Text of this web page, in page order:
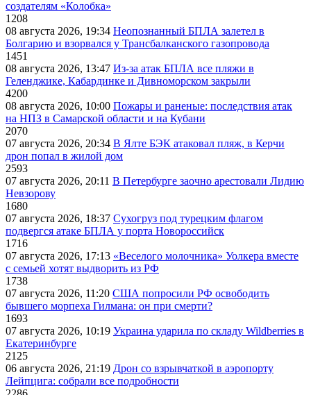
создателям «Колобка»
1208
08 августа 2026, 19:34 Неопознанный БПЛА залетел в
Болгарию и взорвался у Трансбалканского газопровода
1451
08 августа 2026, 13:47 Из-за атак БПЛА все пляжи в
Геленджике, Кабардинке и Дивноморском закрыли
4200
08 августа 2026, 10:00 Пожары и раненые: последствия атак
на НПЗ в Самарской области и на Кубани
2070
07 августа 2026, 20:34 В Ялте БЭК атаковал пляж, в Керчи
дрон попал в жилой дом
2593
07 августа 2026, 20:11 В Петербурге заочно арестовали Лидию
Невзорову
1680
07 августа 2026, 18:37 Сухогруз под турецким флагом
подвергся атаке БПЛА у порта Новороссийск
1716
07 августа 2026, 17:13 «Веселого молочника» Уолкера вместе
с семьей хотят выдворить из РФ
1738
07 августа 2026, 11:20 США попросили РФ освободить
бывшего морпеха Гилмана: он при смерти?
1693
07 августа 2026, 10:19 Украина ударила по складу Wildberries в
Екатеринбурге
2125
06 августа 2026, 21:19 Дрон со взрывчаткой в аэропорту
Лейпцига: собрали все подробности